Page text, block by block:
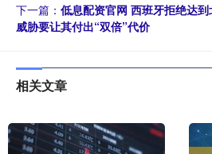
下一篇： 低息配资官网 西班牙拒绝达
威胁要让其付出“双倍”代价
相关文章